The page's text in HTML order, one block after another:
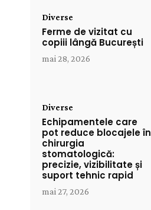
Diverse
Ferme de vizitat cu
copiii lângă București
mai 28, 2026
Diverse
Echipamentele care
pot reduce blocajele în
chirurgia
stomatologică:
precizie, vizibilitate și
suport tehnic rapid
mai 27, 2026